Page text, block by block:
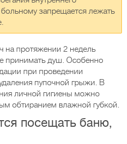
больному запрещается лежать
на протяжении 2 недель
принимать душ. Особенно
при проведении
пупочной грыжи. В
личной гигиены можно
обтиранием влажной губкой.
посещать баню,